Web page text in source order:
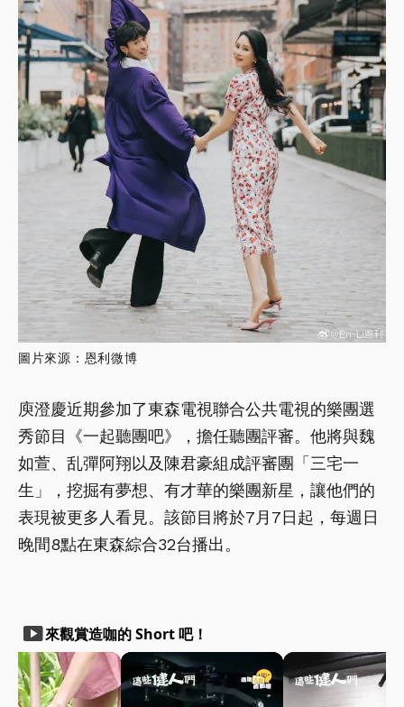
圖片來源：恩利微博
庾澄慶近期參加了東森電視聯合公共電視的樂團選
秀節目《一起聽團吧》，擔任聽團評審。他將與魏
如萱、乱彈阿翔以及陳君豪組成評審團「三宅一
生」，挖掘有夢想、有才華的樂團新星，讓他們的
表現被更多人看見。該節目將於7月7日起，每週日
晚間8點在東森綜合32台播出。
smart_display來觀賞造咖的 Short 吧！